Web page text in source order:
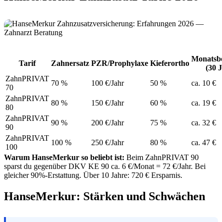
Tarif Zahnersatz PZR/Prophylaxe Kieferortho
(30
ZahnPRIVAT
70
70 % 100 €/Jahr 50 %
ca. 10 €
ZahnPRIVAT
80
80 % 150 €/Jahr 60 %
ca. 19 €
ZahnPRIVAT
90
90 % 200 €/Jahr 75 %
ca. 32 €
ZahnPRIVAT
100
100 % 250 €/Jahr 80 %
ca. 47 €
Warum HanseMerkur so beliebt ist: Beim ZahnPRIVAT 90
sparst du gegenüber DKV KE 90 ca. 6 €/Monat = 72 €/Jahr. Bei
gleicher 90%-Erstattung. Über 10 Jahre: 720 € Ersparnis.
HanseMerkur: Stärken und Schwächen